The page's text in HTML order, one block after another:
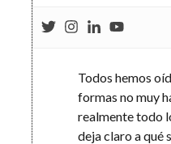
Todos hemos
formas no muy
realmente todo
deja claro a qué